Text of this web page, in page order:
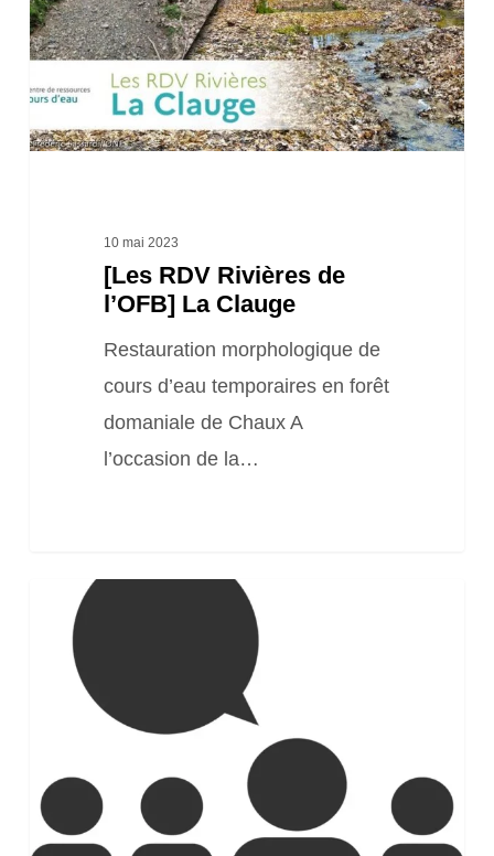
l’OFB]
La
Clauge
10 mai 2023
[Les RDV Rivières de
l’OFB] La Clauge
Restauration morphologique de
cours d’eau temporaires en forêt
domaniale de Chaux A
l’occasion de la…
Consultation
publique
rétablissement